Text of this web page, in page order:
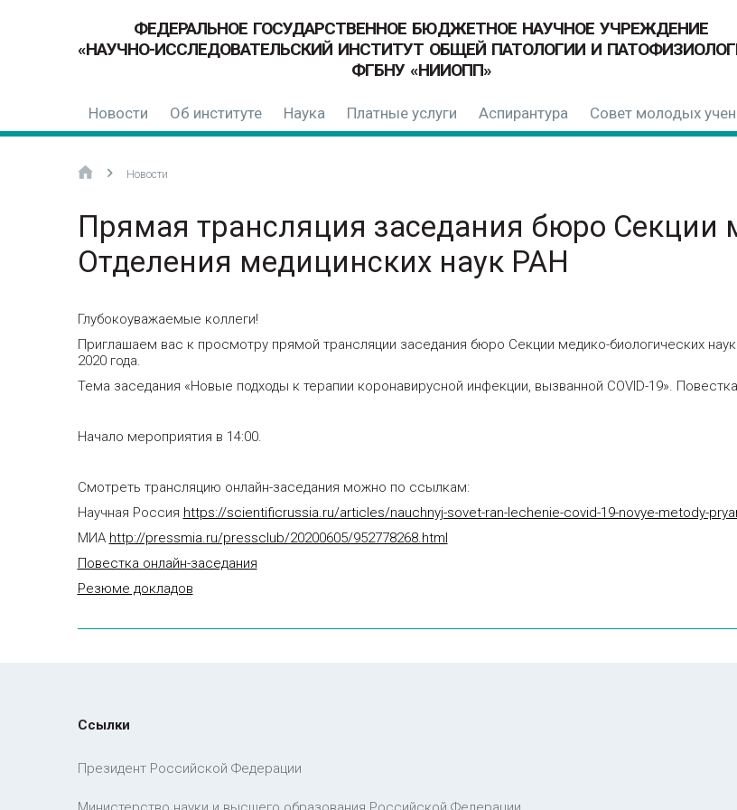
ФЕДЕРАЛЬНОЕ ГОСУДАРСТВЕННОЕ БЮДЖЕТНОЕ НАУЧНОЕ УЧРЕЖДЕНИЕ
«НАУЧНО-ИССЛЕДОВАТЕЛЬСКИЙ ИНСТИТУТ ОБЩЕЙ ПАТОЛОГИИ И
ФГБНУ «НИИОПП»
Новости Об институте Наука Платные услуги Аспирантура Совет молодых
Новости
Прямая трансляция заседания бюро Секции
Отделения медицинских наук РАН
Глубокоуважаемые коллеги!
Приглашаем вас к просмотру прямой трансляции заседания бюро Секции медико-биологических
2020 года.
Тема заседания «Новые подходы к терапии коронавирусной инфекции, вызванной COVID-19».
Начало мероприятия в 14:00.
Смотреть трансляцию онлайн-заседания можно по ссылкам:
Научная Россия https://scientificrussia.ru/articles/nauchnyj-sovet-ran-lechenie-covid-19-novye-metody-
МИА http://pressmia.ru/pressclub/20200605/952778268.html
Повестка онлайн-заседания
Резюме докладов
Ссылки
Президент Российской Федерации